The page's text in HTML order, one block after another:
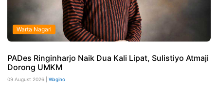
Warta Nagari
PADes Ringinharjo Naik Dua Kali Lipat, Sulistiyo Atmaji
Dorong UMKM
09 August 2026 | Wagino